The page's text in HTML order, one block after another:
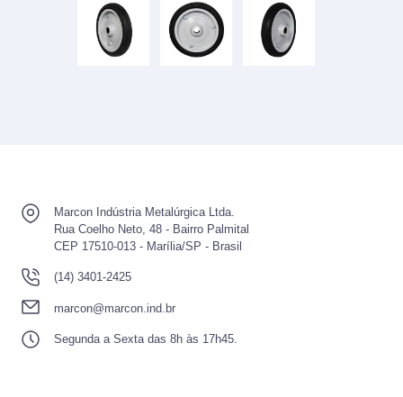
Marcon Indústria Metalúrgica Ltda.
Rua Coelho Neto, 48 - Bairro Palmital
CEP 17510-013 - Marília/SP - Brasil
(14) 3401-2425
marcon@marcon.ind.br
Segunda a Sexta das 8h às 17h45.